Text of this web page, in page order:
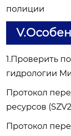
полиции
1.Проверить
гидрологии
Протокол
ресурсов
Протокол